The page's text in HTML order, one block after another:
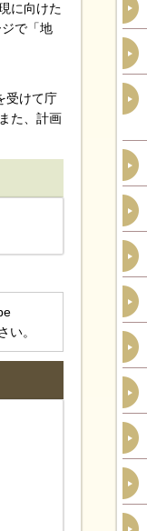
に向けた
で「地
受けて庁
た、計画
い。